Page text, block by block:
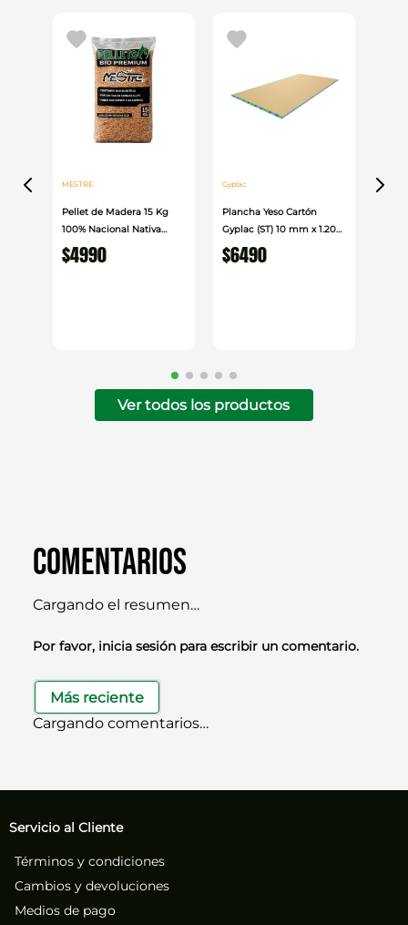
MESTRE
Pellet de Madera 15 Kg
100% Nacional Nativa
Mestre
$4990
Gyplac
Plancha Yeso Cartón
Gyplac (ST) 10 mm x 1.20
cm x 2.40cm
$6490
Ver todos los productos
Comentarios
Cargando el resumen…
Por favor, inicia sesión para escribir un comentario.
Más reciente
Cargando comentarios…
Servicio al Cliente
Términos y condiciones
Cambios y devoluciones
Medios de pago